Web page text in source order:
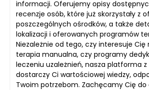
informacji. Oferujemy opisy
recenzje osób, które już skorzystały z
poszczególnych ośrodków, a także
lokalizacji i oferowanych programów
Niezależnie od tego, czy interesuje Cię
terapia manualna, czy programy
leczeniu uzależnień, nasza platforma
dostarczy Ci wartościowej wiedzy,
Twoim potrzebom. Zachęcamy Cię do